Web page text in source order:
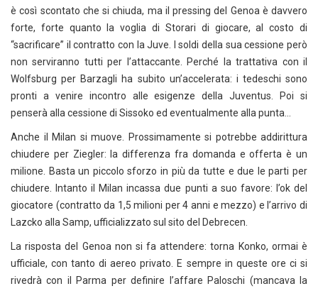
è così scontato che si chiuda, ma il pressing del Genoa è davvero
forte, forte quanto la voglia di Storari di giocare, al costo di
“sacrificare” il contratto con la Juve. I soldi della sua cessione però
non serviranno tutti per l’attaccante. Perché la trattativa con il
Wolfsburg per Barzagli ha subito un’accelerata: i tedeschi sono
pronti a venire incontro alle esigenze della Juventus. Poi si
penserà alla cessione di Sissoko ed eventualmente alla punta…
Anche il Milan si muove. Prossimamente si potrebbe addirittura
chiudere per Ziegler: la differenza fra domanda e offerta è un
milione. Basta un piccolo sforzo in più da tutte e due le parti per
chiudere. Intanto il Milan incassa due punti a suo favore: l’ok del
giocatore (contratto da 1,5 milioni per 4 anni e mezzo) e l’arrivo di
Lazcko alla Samp, ufficializzato sul sito del Debrecen.
La risposta del Genoa non si fa attendere: torna Konko, ormai è
ufficiale, con tanto di aereo privato. E sempre in queste ore ci si
rivedrà con il Parma per definire l’affare Paloschi (mancava la